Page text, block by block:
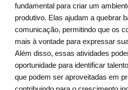
fundamental para criar um
produtivo. Elas ajudam a quebrar
comunicação, permitindo que os
mais à vontade para expressar
Além disso, essas atividades
oportunidade para identificar
que podem ser aproveitadas em